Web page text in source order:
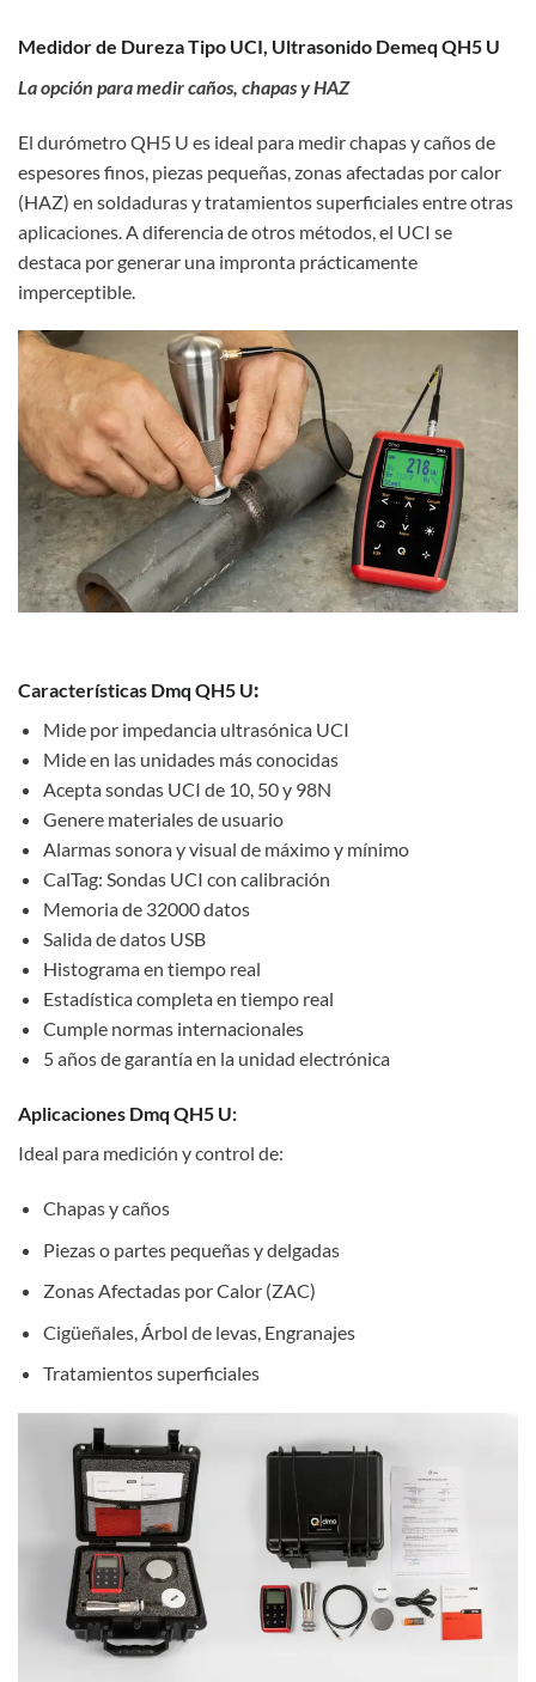
Medidor de Dureza Tipo UCI, Ultrasonido Demeq QH5 U
La opción para medir caños, chapas y HAZ
El durómetroQH5 U es ideal para medir chapas y caños de
espesores finos, piezas pequeñas, zonas afectadas por calor
(HAZ) en soldaduras y tratamientos superficiales entre otras
aplicaciones. A diferencia de otros métodos, el UCI se
destaca por generar una impronta prácticamente
imperceptible.
Características Dmq QH5 U:
Mide por impedancia ultrasónica UCI
Mide en las unidades más conocidas
Acepta sondas UCI de 10, 50 y 98N
Genere materiales de usuario
Alarmas sonora y visual de máximo y mínimo
CalTag: Sondas UCI con calibración
Memoria de 32000 datos
Salida de datos USB
Histograma en tiempo real
Estadística completa en tiempo real
Cumple normas internacionales
5 años de garantía en la unidad electrónica
Aplicaciones Dmq QH5 U:
Ideal para medición y control de:
Chapas y caños
Piezas o partes pequeñas y delgadas
Zonas Afectadas por Calor (ZAC)
Cigüeñales, Árbol de levas, Engranajes
Tratamientos superficiales